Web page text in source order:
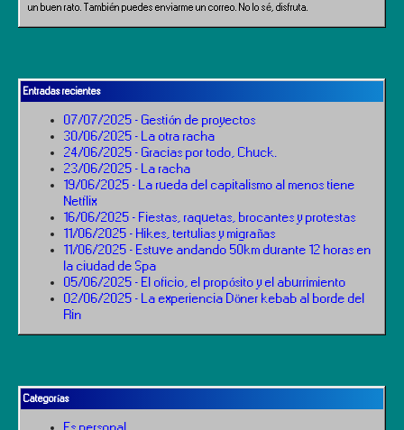
un buen rato. También puedes enviarme un correo. No lo sé, disfruta.
Entradas recientes
07/07/2025 - Gestión de proyectos
30/06/2025 - La otra racha
24/06/2025 - Gracias por todo, Chuck.
23/06/2025 - La racha
19/06/2025 - La rueda del capitalismo al menos tiene
Netflix
16/06/2025 - Fiestas, raquetas, brocantes y protestas
11/06/2025 - Hikes, tertulias y migrañas
11/06/2025 - Estuve andando 50km durante 12 horas en
la ciudad de Spa
05/06/2025 - El oficio, el propósito y el aburrimiento
02/06/2025 - La experiencia Döner kebab al borde del
Rin
Categorías
Es personal